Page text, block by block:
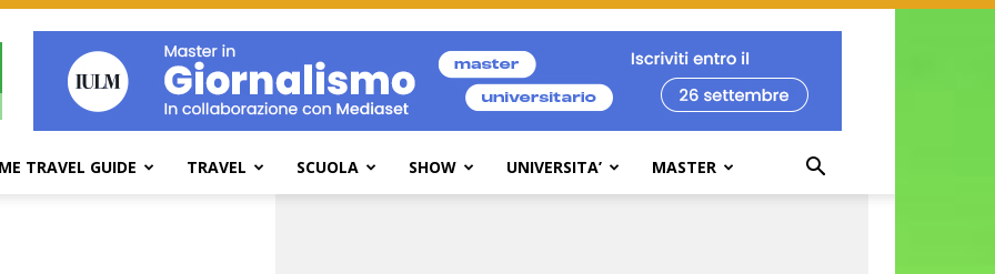
TRAVEL GUIDE TRAVEL SCUOLA SHOW UNIVERSITA’ MASTER